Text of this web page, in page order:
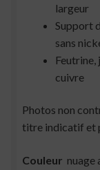
largeur
Support
sans
Feutrine,
cuivre
Photos non
titre indicatif et
Couleur nuage